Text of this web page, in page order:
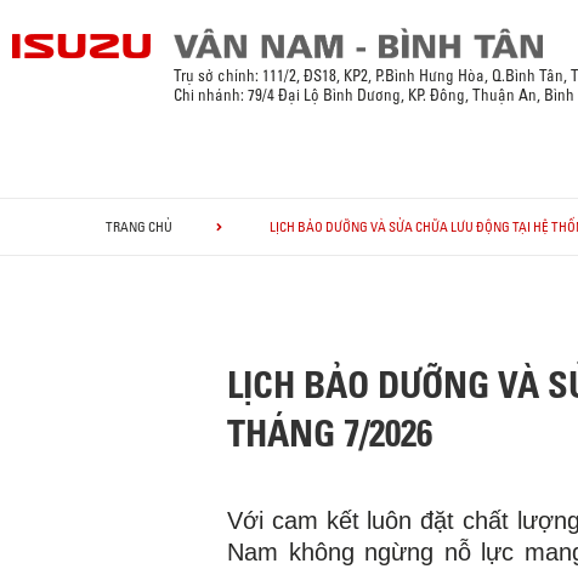
Trụ sở chính: 111/2, ĐS18, KP2, P.Bình Hưng Hòa, Q.Bình Tân,
Chi nhánh: 79/4 Đại Lộ Bình Dương, KP. Đông, Thuận An, Bình
TRANG CHỦ LỊCH BẢO DƯỠNG VÀ SỬA CHỮA LƯU ĐỘNG TẠI HỆ
LỊCH BẢO DƯỠNG VÀ
THÁNG 7/2026
Với cam kết luôn đặt chất
Nam không ngừng nỗ lực